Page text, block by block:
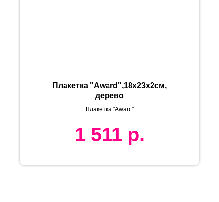
Плакетка "Award",18х23х2см,
дерево
Плакетка "Award"
1 511 р.